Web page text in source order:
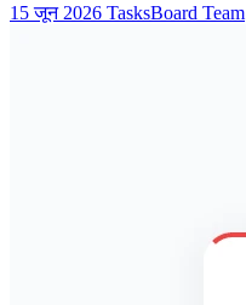
15 जून 2026 TasksBoard Team